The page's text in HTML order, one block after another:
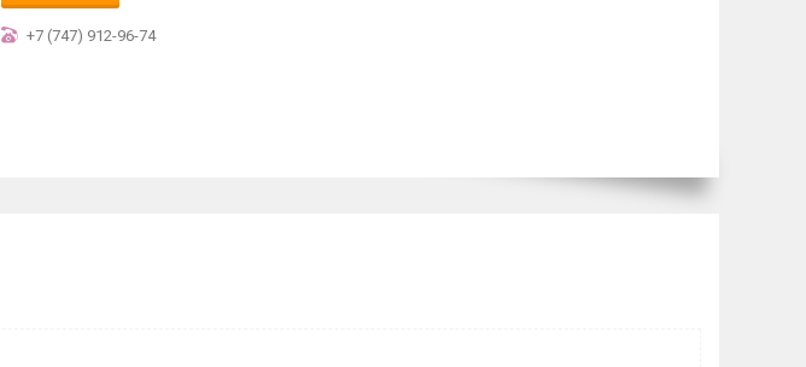
+7 (747) 912-96-74